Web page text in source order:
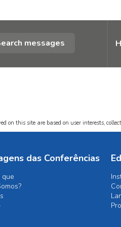
messages
on this site are based on user interests,
das Conferências
que